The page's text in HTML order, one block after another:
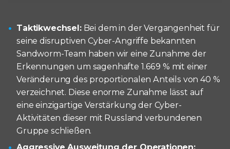
Taktikwechsel:Bei dem in der Vergangenheit für
seine disruptiven Cyber-Angriffe bekannten
Sandworm-Team haben wir eine Zunahme der
Erkennungen um sagenhafte 1.669 % mit einer
Veränderung des proportionalen Anteils von 40 %
verzeichnet. Diese enorme Zunahme lässt auf
eine einzigartige Verstärkung der Cyber-
Aktivitäten dieser mit Russland verbundenen
Gruppe schließen.